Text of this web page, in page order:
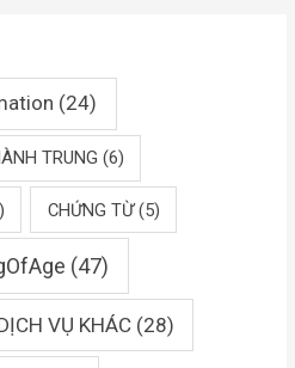
(24)
TRUNG (6)
CHỨNG TỪ(5)
(47)
VỤ KHÁC(28)